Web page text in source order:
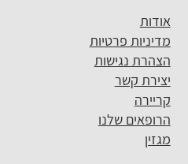
אודות
מדיניות פרטיות
הצהרת נגישות
יצירת קשר
קריירה
הרופאים שלנו
מגזין